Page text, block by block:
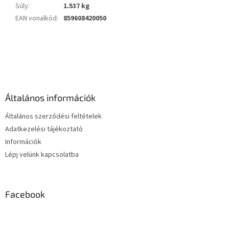
Súly:
1.537 kg
EAN vonalkód: 859608420050
Általános információk
Általános szerződési feltételek
Adatkezelési tájékoztató
Információk
Lépj velünk kapcsolatba
Facebook